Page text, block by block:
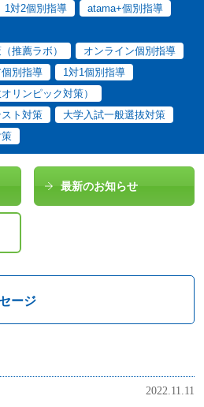
1対2個別指導
atama+個別指導
推薦ラボ）
オンライン個別指導
別指導
1対1個別指導
リンピック対策）
ト対策
大学入試一般選抜対策
最新のお知らせ
ージ
2022.11.11